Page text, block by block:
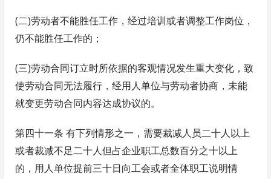
(二)劳动者不能胜任工作，经过培训或者调整工作岗位，
仍不能胜任工作的；
(三)劳动合同订立时所依据的客观情况发生重大变化，致
使劳动合同无法履行，经用人单位与劳动者协商，未能
就变更劳动合同内容达成协议的。
第四十一条 有下列情形之一，需要裁减人员二十人以上
或者裁减不足二十人但占企业职工总数百分之十以上
的，用人单位提前三十日向工会或者全体职工说明情